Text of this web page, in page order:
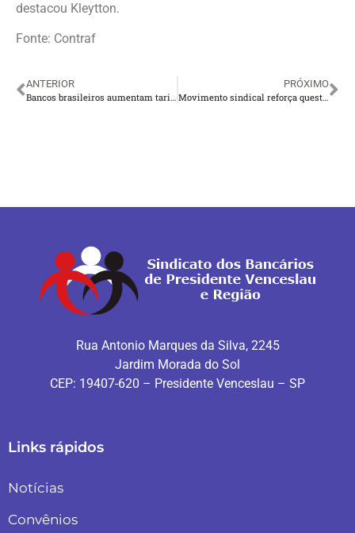
destacou Kleytton.
Fonte: Contraf
ANTERIOR
PRÓXIMO
Rua Antonio Marques da Silva, 2245
Jardim Morada do Sol
CEP: 19407-620 – Presidente Venceslau – SP
Links rápidos
Notícias
Convênios